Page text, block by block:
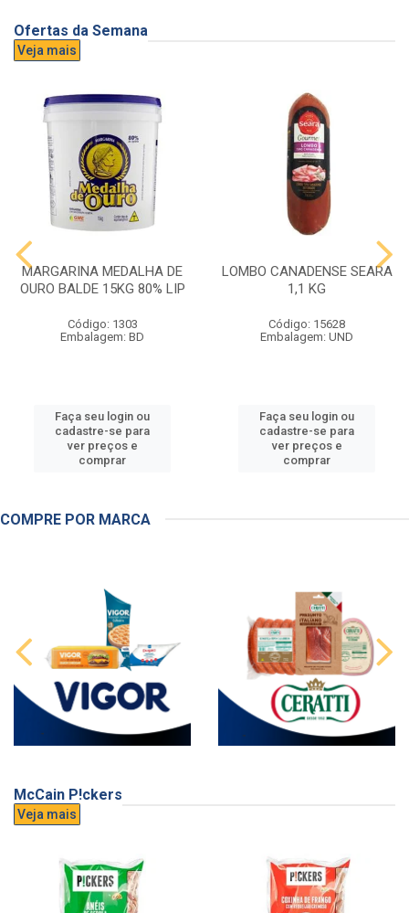
Ofertas da Semana
Veja mais
MARGARINA MEDALHA DE
OURO BALDE 15KG 80% LIP
Código: 1303
Embalagem: BD
Faça seu login ou
cadastre-se para
ver preços e
comprar
LOMBO CANADENSE SEARA
1,1 KG
Código: 15628
Embalagem: UND
Faça seu login ou
cadastre-se para
ver preços e
comprar
COMPRE POR MARCA
McCain P!ckers
Veja mais